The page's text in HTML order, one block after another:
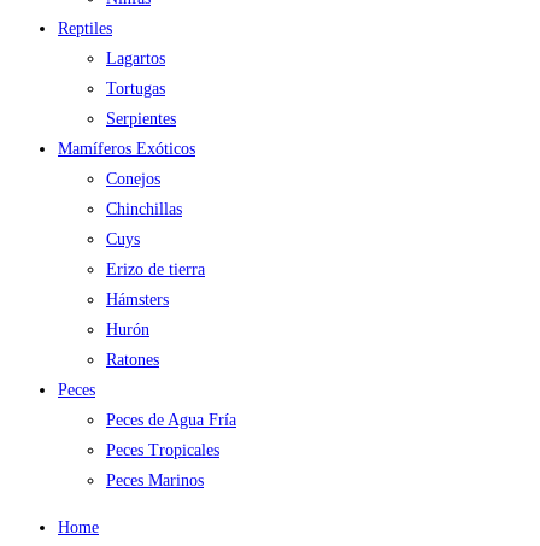
Reptiles
Lagartos
Tortugas
Serpientes
Mamíferos Exóticos
Conejos
Chinchillas
Cuys
Erizo de tierra
Hámsters
Hurón
Ratones
Peces
Peces de Agua Fría
Peces Tropicales
Peces Marinos
Home